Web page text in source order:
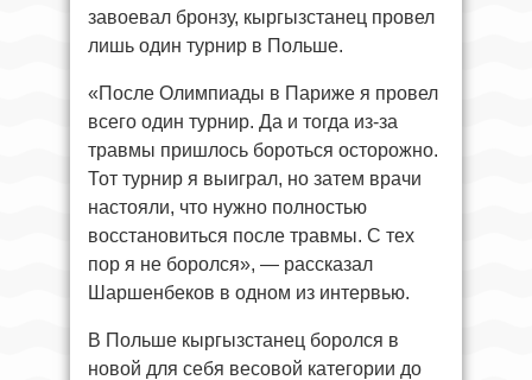
завоевал бронзу, кыргызстанец провел
лишь один турнир в Польше.
«После Олимпиады в Париже я провел
всего один турнир. Да и тогда из-за
травмы пришлось бороться осторожно.
Тот турнир я выиграл, но затем врачи
настояли, что нужно полностью
восстановиться после травмы. С тех
пор я не боролся», — рассказал
Шаршенбеков в одном из интервью.
В Польше кыргызстанец боролся в
новой для себя весовой категории до